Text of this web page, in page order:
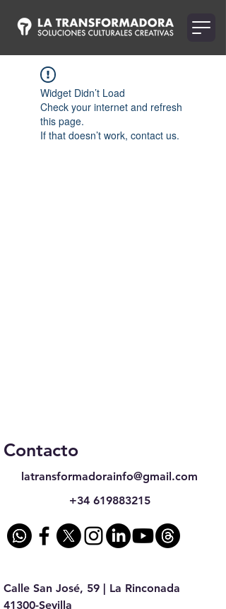
Widget Didn’t Load
Check your internet and refresh
this page.
If that doesn’t work, contact us.
Contacto
latransformadorainfo@gmail.com
+34 619883215
Calle San José, 59 | La Rinconada
41300-Sevilla